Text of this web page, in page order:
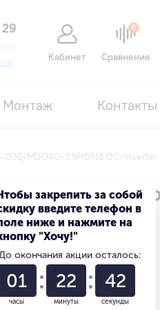
Кабинет
0
Сравнение
Монтаж Контакты
MDOAG-09HDN8 DC-Inverter
закрепить за собой
введите телефон в
ниже и нажмите на
"Хочу!"
окончания акции осталось:
01
часы
22
минуты
41
секунды